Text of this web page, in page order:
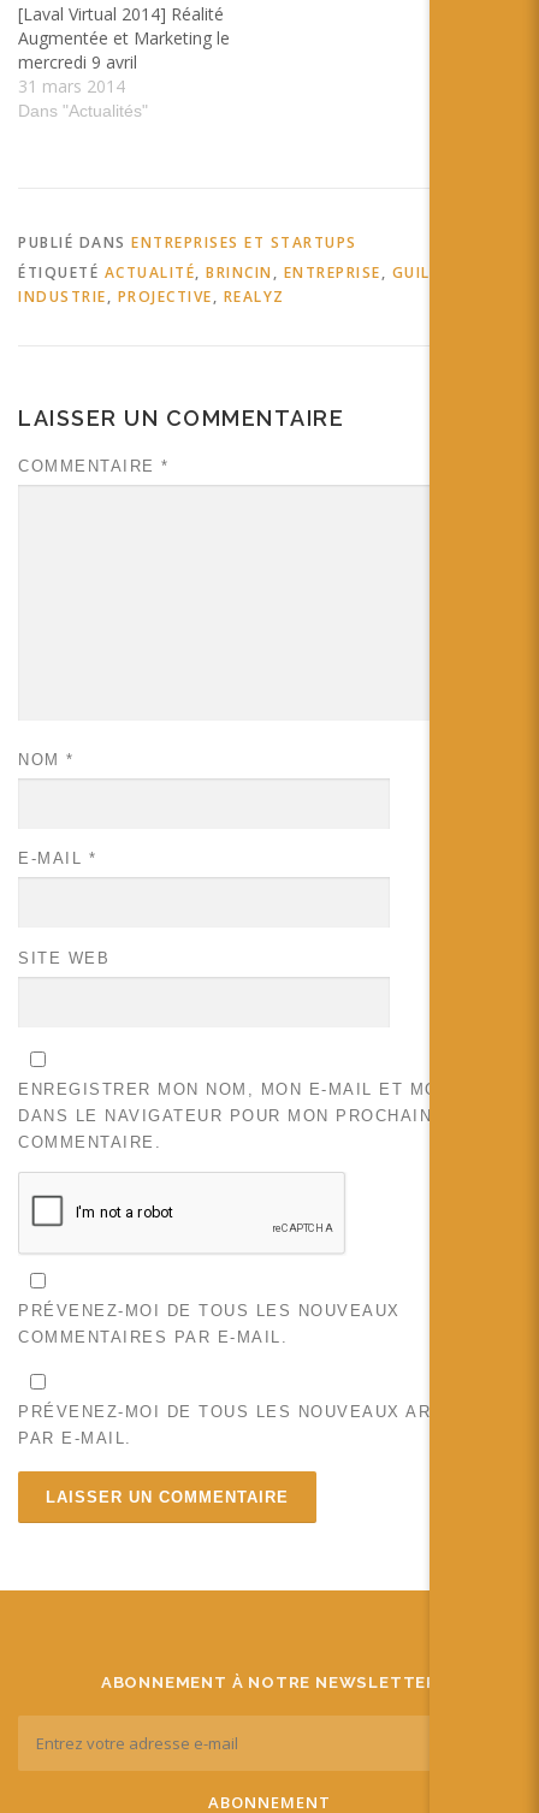
[Laval Virtual 2014] Réalité
Augmentée et Marketing le
mercredi 9 avril
31 mars 2014
Dans "Actualités"
PUBLIÉ DANS ENTREPRISES ET STARTUPS
ÉTIQUETÉ ACTUALITÉ, BRINCIN , ENTREPRISE, GUILLAUME
INDUSTRIE, PROJECTIVE, REALYZ
LAISSER UN COMMENTAIRE
COMMENTAIRE *
NOM *
E-MAIL *
SITE WEB
ENREGISTRER MON NOM, MON E-MAIL ET MON SITE
DANS LE NAVIGATEUR POUR MON PROCHAIN
COMMENTAIRE.
PRÉVENEZ-MOI DE TOUS LES NOUVEAUX
COMMENTAIRES PAR E-MAIL.
PRÉVENEZ-MOI DE TOUS LES NOUVEAUX ARTICLES
PAR E-MAIL.
ABONNEMENT À NOTRE NEWSLETTER